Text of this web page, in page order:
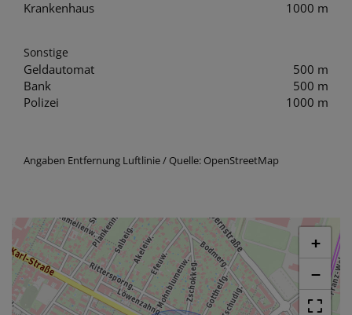
Krankenhaus
1000 m
Sonstige
Geldautomat
500 m
Bank
500 m
Polizei
1000 m
Angaben Entfernung Luftlinie / Quelle: OpenStreetMap
+
−